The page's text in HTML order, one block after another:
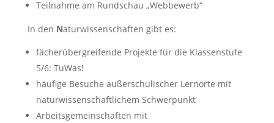
Teilnahme am Rundschau „Webbewerb“
In den Naturwissenschaften gibt es:
fächerübergreifende Projekte für die Klassenstufe
5/6: TuWas!
häufige Besuche außerschulischer Lernorte mit
naturwissenschaftlichem Schwerpunkt
Arbeitsgemeinschaften mit